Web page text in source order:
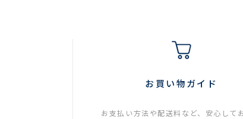
お買い物ガイド
お支払い方法や配送料など、安心して